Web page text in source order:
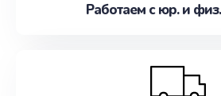
Работаем с юр. и